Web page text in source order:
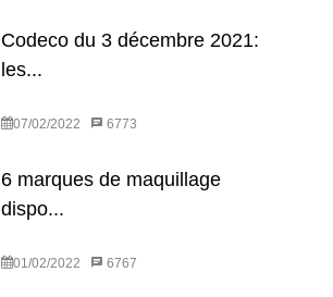
Codeco du 3 décembre 2021:
les...
07/02/2022 6773
6 marques de maquillage
dispo...
01/02/2022 6767